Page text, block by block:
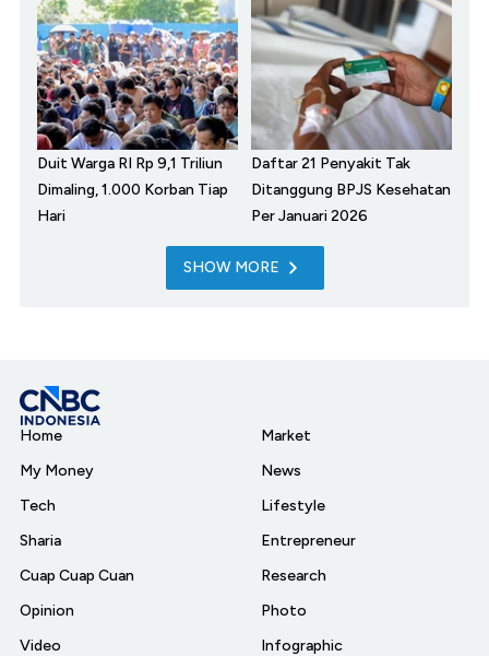
Duit Warga RI Rp 9,1 Triliun
Dimaling, 1.000 Korban Tiap
Hari
Daftar 21 Penyakit Tak
Ditanggung BPJS Kesehatan
Per Januari 2026
SHOW MORE
Home
My Money
Tech
Sharia
Cuap Cuap Cuan
Opinion
Video
Market
News
Lifestyle
Entrepreneur
Research
Photo
Infographic